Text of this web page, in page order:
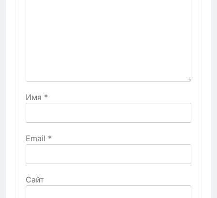
Имя *
Email *
Сайт